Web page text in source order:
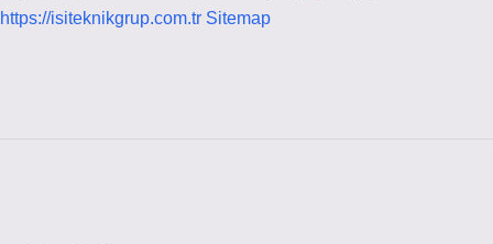
https://isiteknikgrup.com.tr Sitemap